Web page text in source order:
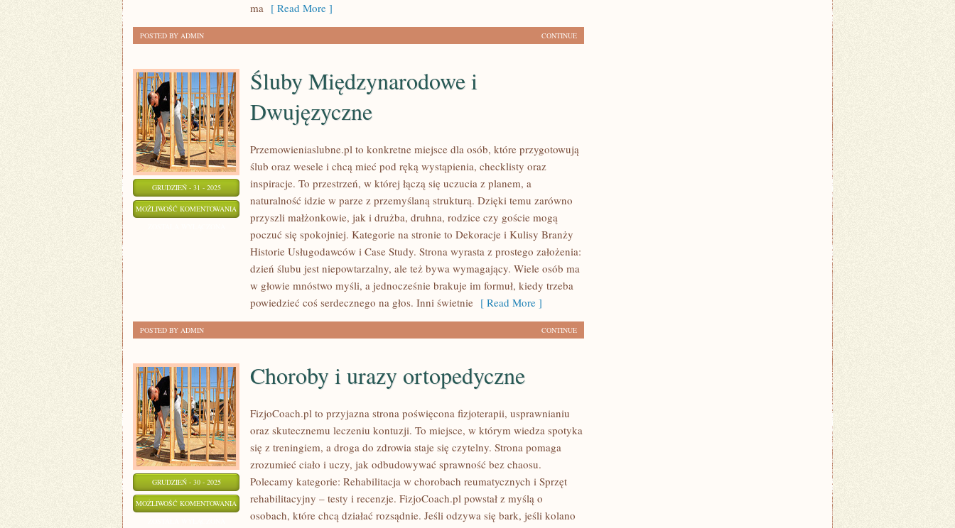
ma [ Read More ]
CONTINUE
POSTED BY ADMIN
GRUDZIEŃ - 31 - 2025
MOŻLIWOŚĆ KOMENTOWANIA
MIĘDZYNARODOWE
Śluby Międzynarodowe i
Dwujęzyczne
Przemowieniaslubne.pl to konkretne miejsce dla osób, które przygotowują
ślub oraz wesele i chcą mieć pod ręką wystąpienia, checklisty oraz
inspiracje. To przestrzeń, w której łączą się uczucia z planem, a
naturalność idzie w parze z przemyślaną strukturą. Dzięki temu zarówno
przyszli małżonkowie, jak i drużba, druhna, rodzice czy goście mogą
poczuć się spokojniej. Kategorie na stronie to Dekoracje i Kulisy Branży
Historie Usługodawców i Case Study. Strona wyrasta z prostego założenia:
dzień ślubu jest niepowtarzalny, ale też bywa wymagający. Wiele osób ma
w głowie mnóstwo myśli, a jednocześnie brakuje im formuł, kiedy trzeba
powiedzieć coś serdecznego na głos. Inni świetnie [ Read More ]
CONTINUE
POSTED BY ADMIN
GRUDZIEŃ - 30 - 2025
MOŻLIWOŚĆ KOMENTOWANIA CHOROBY
Choroby i urazy ortopedyczne
FizjoCoach.pl to przyjazna strona poświęcona fizjoterapii, usprawnianiu
oraz skutecznemu leczeniu kontuzji. To miejsce, w którym wiedza spotyka
się z treningiem, a droga do zdrowia staje się czytelny. Strona pomaga
zrozumieć ciało i uczy, jak odbudowywać sprawność bez chaosu.
Polecamy kategorie: Rehabilitacja w chorobach reumatycznych i Sprzęt
rehabilitacyjny – testy i recenzje. FizjoCoach.pl powstał z myślą o
osobach, które chcą działać rozsądnie. Jeśli odzywa się bark, jeśli kolano